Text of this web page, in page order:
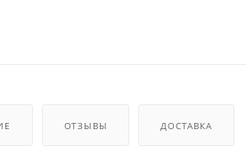
ОТЗЫВЫ ДОСТАВКА